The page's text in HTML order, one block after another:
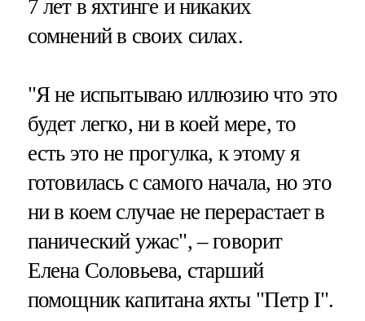
7 лет в яхтинге и никаких
сомнений в своих силах.
"Я не испытываю иллюзию что это
будет легко, ни в коей мере, то
есть это не прогулка, к этому я
готовилась с самого начала, но это
ни в коем случае не перерастает в
панический ужас", – говорит
Елена Соловьева, старший
помощник капитана яхты "Петр I".